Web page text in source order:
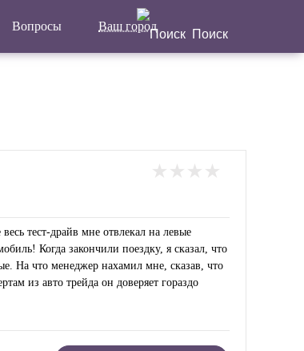
Вопросы Ваш город
Поиск
тест-драйв мне отвлекал на левые
Когда закончили поездку, я сказал, что
На что менеджер нахамил мне, сказав, что
из авто трейда он доверяет гораздо
Написать
Статьи